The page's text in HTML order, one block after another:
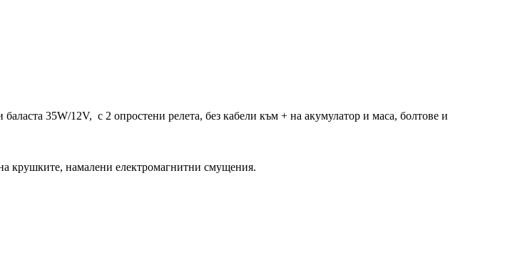
35W/12V, с 2 опростени релета, без кабели към + на акумулатор и маса, болтове и
крушките, намалени електромагнитни смущения.